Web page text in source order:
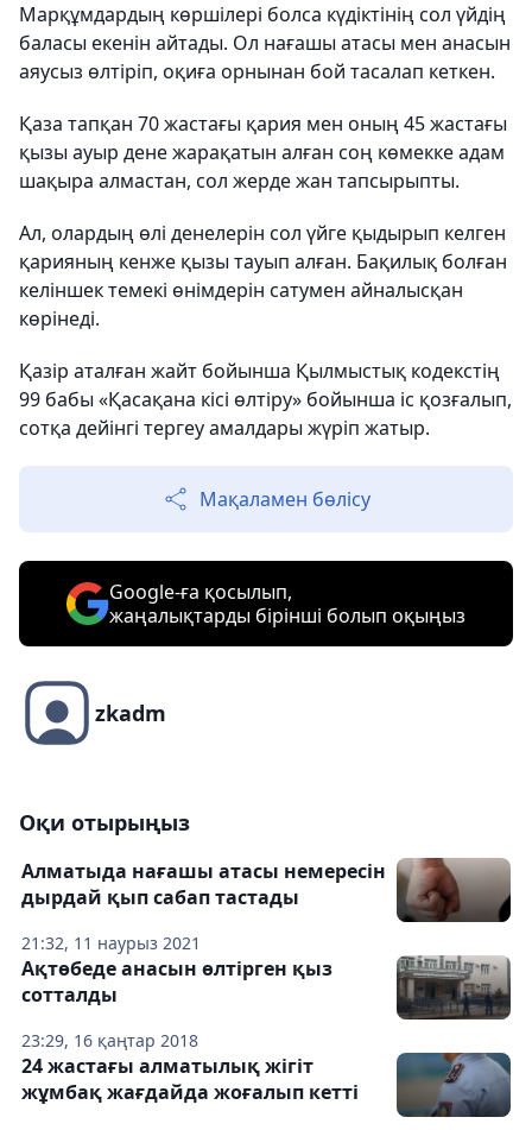
Марқұмдардың көршілері болса күдіктінің сол үйдің
баласы екенін айтады. Ол нағашы атасы мен анасын
аяусыз өлтіріп, оқиға орнынан бой тасалап кеткен.
Қаза тапқан 70 жастағы қария мен оның 45 жастағы
қызы ауыр дене жарақатын алған соң көмекке адам
шақыра алмастан, сол жерде жан тапсырыпты.
Ал, олардың өлі денелерін сол үйге қыдырып келген
қарияның кенже қызы тауып алған. Бақилық болған
келіншек темекі өнімдерін сатумен айналысқан
көрінеді.
Қазір аталған жайт бойынша Қылмыстық кодекстің
99 бабы «Қасақана кісі өлтіру» бойынша іс қозғалып,
сотқа дейінгі тергеу амалдары жүріп жатыр.
Мақаламен бөлісу
Google-ға қосылып,
жаңалықтарды бірінші болып оқыңыз
zkadm
Оқи отырыңыз
21:32, 11 наурыз 2021
Алматыда нағашы атасы немересін
дырдай қып сабап тастады
23:29, 16 қаңтар 2018
Ақтөбеде анасын өлтірген қыз
сотталды
24 жастағы алматылық жігіт
жұмбақ жағдайда жоғалып кетті